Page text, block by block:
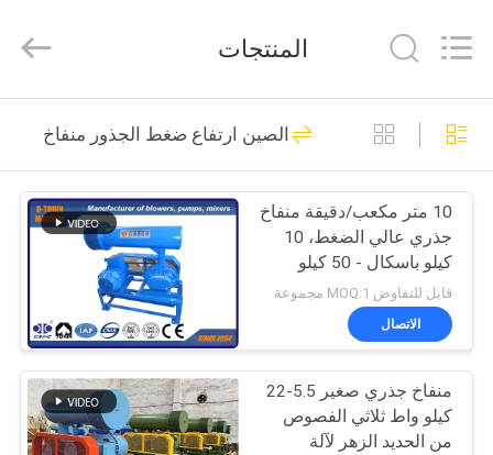
الصفحة
الرئيسية
منتجات
أشرطة
فيديو
معلومات
(Jiangsu)
Rights
ثثة، لوب، الجذور،
منفاخ
95
ارتفاع ضغط الجذور
منفاخ
21
المنتجات
الصين ارتفاع ضغط الجذور منفاخ
10 متر مكعب/دقيقة منفاخ
جذري عالي الضغط، 10
كيلو باسكال - 50 كيلو
باسكال، ثلاثي الفصوص،
موثوق به، مهوية لتغذية
الورق في آلة الطباعة
قابل للتفاوض MOQ:1 مجموعة
الاتصال
منفاخ جذري صغير 5.5-22
كيلو واط ثلاثي الفصوص
من الحديد الزهر لآلة